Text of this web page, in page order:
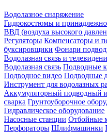
Водолазное снаряжение
Гидрокостюмы и
ВВД (воздуха высокого
Регуляторы Компенсаторы и
буксировщики Фонари
Водолазная связь и
Водолазная связь Подводные
Подводное видео Подводные
Инструмент для водолазных
Аккумуляторный подводный
сварка Грунтоуборочное
Гидравлическое оборудование
Насосные станции Отбойные
Перфораторы Шлифмашинки